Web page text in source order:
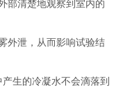
部清楚地观察到室内的
外泄，从而影响试验结
生的冷凝水不会滴落到